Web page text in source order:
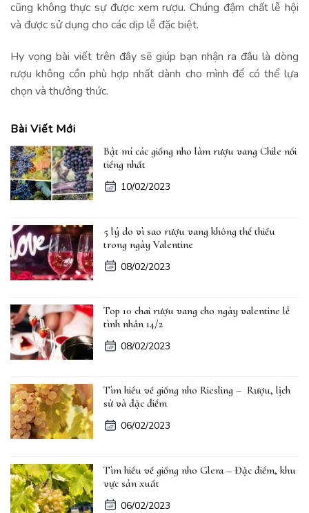
cũng không thực sự được xem rượu. Chúng đậm chất lễ hội
và được sử dụng cho các dịp lễ đặc biệt.
Hy vọng bài viết trên đây sẽ giúp bạn nhận ra đâu là dòng
rượu không cồn phù hợp nhất dành cho mình để có thể lựa
chọn và thưởng thức.
Bài Viết Mới
Bật mí các giống nho làm rượu vang Chile nổi
tiếng nhất
10/02/2023
5 lý do vì sao rượu vang không thể thiếu
trong ngày Valentine
08/02/2023
Top 10 chai rượu vang cho ngày valentine lễ
tình nhân 14/2
08/02/2023
Tìm hiểu về giống nho Riesling – Rượu, lịch
sử và đặc điểm
06/02/2023
Tìm hiểu về giống nho Glera – Đặc điểm, khu
vực sản xuất
06/02/2023